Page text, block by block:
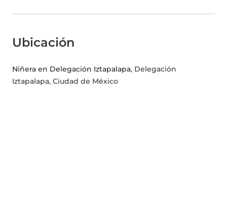
Ubicación
Niñera en Delegación Iztapalapa, Delegación
Iztapalapa, Ciudad de México